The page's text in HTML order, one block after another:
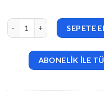
vCard Digital Business Card
SEPETE
ABONELİK İLE